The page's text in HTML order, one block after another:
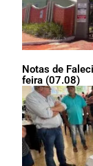
Notas de
feira (07.08)